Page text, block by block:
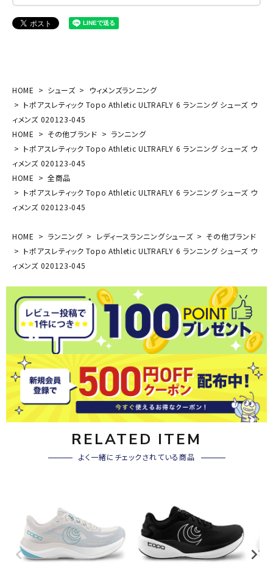
HOME シューズ
ウィメンズランニング
トポアスレティック Topo Athletic ULTRAFLY 6 ランニング シューズ ウ
ィメンズ 020123-045
HOME
その他ブランド
ランニング
トポアスレティック Topo Athletic ULTRAFLY 6 ランニング シューズ ウ
ィメンズ 020123-045
HOME
全商品
トポアスレティック Topo Athletic ULTRAFLY 6 ランニング シューズ ウ
ィメンズ 020123-045
HOME ランニング レディースランニングシューズ
その他ブランド
トポアスレティック Topo Athletic ULTRAFLY 6 ランニング シューズ ウ
ィメンズ 020123-045
RELATED ITEM
よく一緒にチェックされている商品